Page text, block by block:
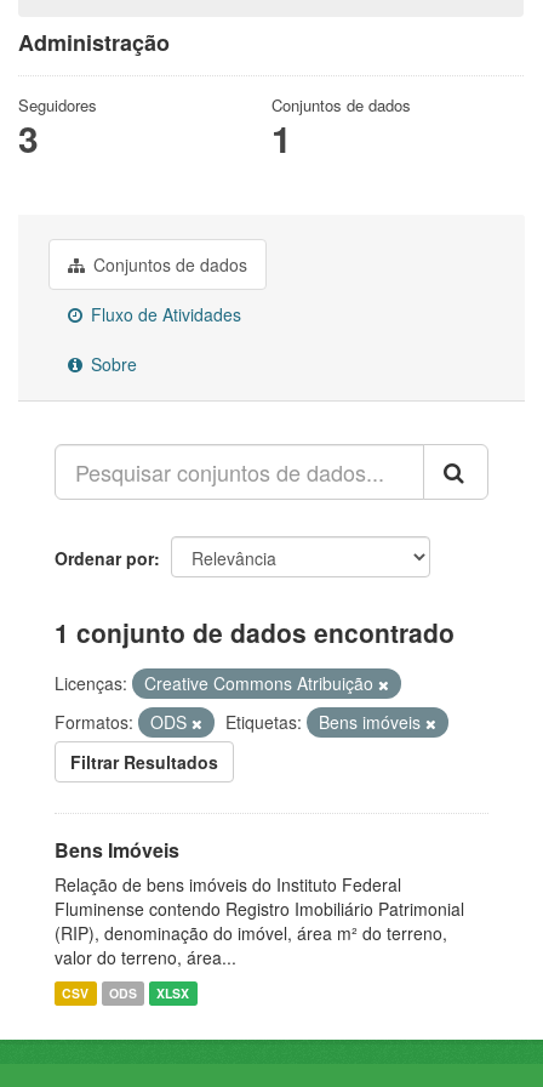
Administração
Seguidores
3
Conjuntos de dados
1
Conjuntos de dados
Fluxo de Atividades
Sobre
Ordenar por
1 conjunto de dados encontrado
Licenças:
Creative Commons Atribuição
Formatos:
ODS Etiquetas:
Bens imóveis
Filtrar Resultados
Bens Imóveis
Relação de bens imóveis do Instituto Federal
Fluminense contendo Registro Imobiliário Patrimonial
(RIP), denominação do imóvel, área m² do terreno,
valor do terreno, área...
CSV ODS XLSX